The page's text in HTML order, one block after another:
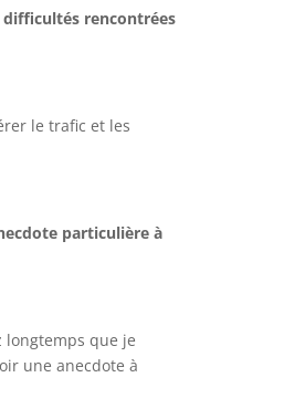
difficultés rencontrées
le trafic et les
particulière à
longtemps que je
une anecdote à